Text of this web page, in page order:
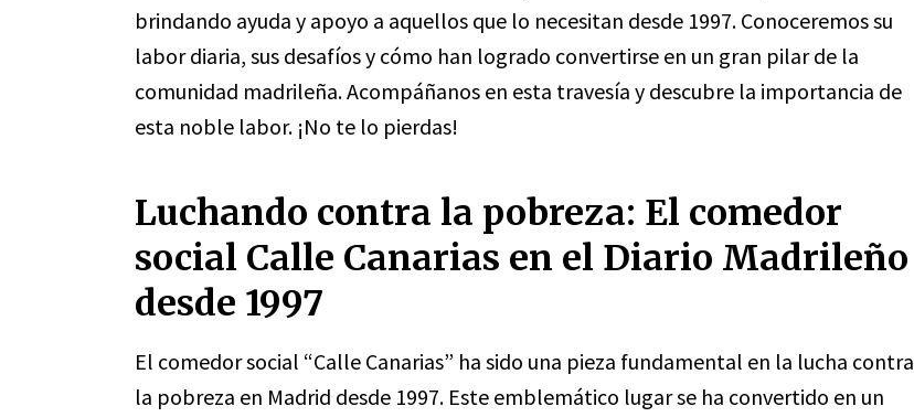
brindando ayuda y apoyo a aquellos que lo necesitan desde 1997. Conoceremos su
labor diaria, sus desafíos y cómo han logrado convertirse en un gran pilar de la
comunidad madrileña. Acompáñanos en esta travesía y descubre la importancia de
esta noble labor. ¡No te lo pierdas!
Luchando contra la pobreza: El comedor
social Calle Canarias en el Diario Madrileño
desde 1997
El comedor social “Calle Canarias” ha sido una pieza fundamental en la lucha contra
la pobreza en Madrid desde 1997. Este emblemático lugar se ha convertido en un